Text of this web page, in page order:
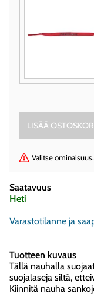
Valitse ominaisuus.
Saatavuus
Heti
Varastotilanne ja
Tuotteen kuvaus
Tällä nauhalla
suojalaseja siltä,
Kiinnitä nauha